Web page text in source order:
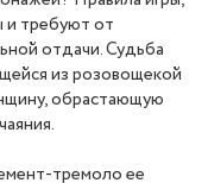
и требуют от
отдачи. Судьба
из розовощекой
обрастающую
тремоло ее